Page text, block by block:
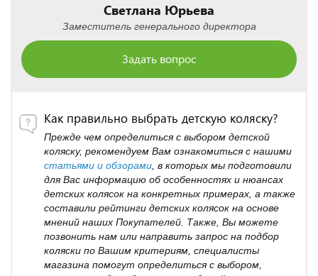
Светлана Юрьева
Заместитель генерального директора
Задать вопрос
Как правильно выбрать детскую коляску?
Прежде чем определиться с выбором детской
коляску, рекомендуем Вам ознакомиться с нашими
статьями и обзорами , в которых мы подготовили
для Вас информацию об особенностях и нюансах
детских колясок на конкретных примерах, а также
составили рейтинги детских колясок на основе
мнений наших Покупателей. Также, Вы можете
позвонить нам или направить запрос на подбор
коляски по Вашим критериям, специалисты
магазина помогут определиться с выбором,